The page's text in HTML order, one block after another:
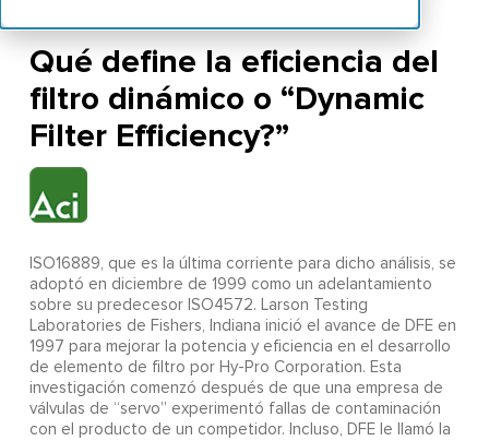
Qué define la eficiencia del
filtro dinámico o “Dynamic
Filter Efficiency?”
ISO16889, que es la última corriente para dicho análisis, se
adoptó en diciembre de 1999 como un adelantamiento
sobre su predecesor ISO4572. Larson Testing
Laboratories de Fishers, Indiana inició el avance de DFE en
1997 para mejorar la potencia y eficiencia en el desarrollo
de elemento de filtro por Hy-Pro Corporation. Esta
investigación comenzó después de que una empresa de
válvulas de “servo” experimentó fallas de contaminación
con el producto de un competidor. Incluso, DFE le llamó la